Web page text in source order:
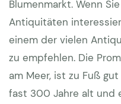
Blumenmarkt. Wenn
Antiquitäten
einem der vielen
zu empfehlen. Die
am Meer, ist zu Fuß
fast 300 Jahre alt und